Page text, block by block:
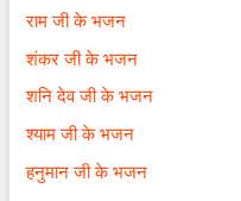
राम जी के भजन
शंकर जी के भजन
शनि देव जी के भजन
श्याम जी के भजन
हनुमान जी के भजन